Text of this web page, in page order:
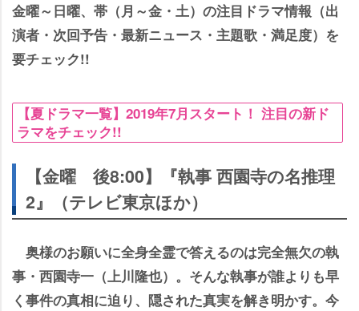
金曜～日曜、帯（月～金・土）の注目ドラマ情報（出
演者・次回予告・最新ニュース・主題歌・満足度）を
要チェック!!
【夏ドラマ一覧】2019年7月スタート！ 注目の新ド
ラマをチェック!!
【金曜 後8:00】『執事 西園寺の名推理
2』（テレビ東京ほか）
奥様のお願いに全身全霊で答えるのは完全無欠の執
事・西園寺一（上川隆也）。そんな執事が誰よりも早
く事件の真相に迫り、隠された真実を解き明かす。今